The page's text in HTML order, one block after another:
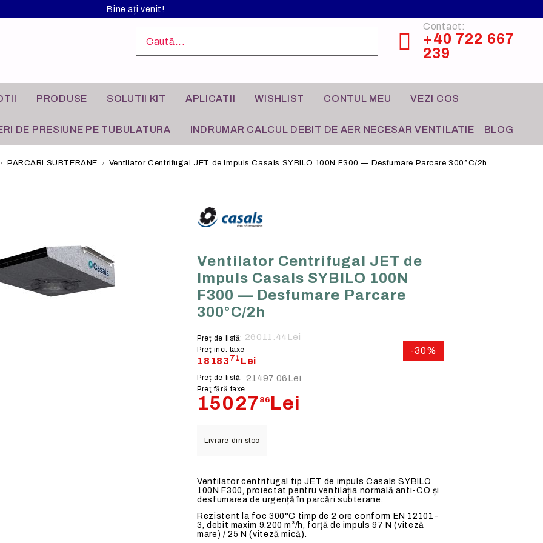
Bine ați venit!
Contact:
+40 722 667
239
PRODUSE
Cu carbune activ
Unitati modulare de filtrare
Senzori HVAC multifunctionali
Variatoare digitale
Comutatoare - Potentiometre
SOLUTII KIT APLICATII
VENTILATIE GENERALA
GRUPURI SANITARE
HOTELURI
WISHLIST CONTUL MEU VEZI COS
DE PRESIUNE PE TUBULATURA INDRUMAR CALCUL DEBIT DE AER NECESAR VENTILATIE BLOG
PARCARI SUBTERANE Ventilator Centrifugal JET de Impuls Casals SYBILO 100N F300 — Desfumare Parcare 300°C/2h
Ventilator Centrifugal JET de
Impuls Casals SYBILO 100N
F300 — Desfumare Parcare
300°C/2h
-30%
Preţ fără taxe
15027 86 Lei
Preţ inc. taxe
18183 71 Lei
Preț de listă: 26011.44Lei
Preț de listă: 21497.06Lei
Livrare din stoc
Ventilator centrifugal tip JET de impuls Casals SYBILO
100N F300, proiectat pentru ventilația normală anti-CO și
desfumarea de urgență în parcări subterane.
Rezistent la foc 300°C timp de 2 ore conform EN 12101-
3, debit maxim 9.200 m³/h, forță de impuls 97 N (viteză
mare) / 25 N (viteză mică).